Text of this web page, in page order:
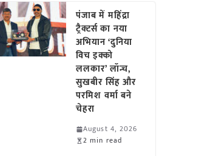
पंजाब में महिंद्रा
ट्रैक्टर्स का नया
अभियान ‘दुनिया
विच इक्को
ललकार’ लॉन्च,
सुखबीर सिंह और
परमिश वर्मा बने
चेहरा
August 4, 2026
2 min read